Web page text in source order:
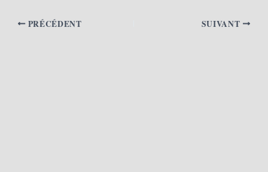
PRÉCÉDENT SUIVANT